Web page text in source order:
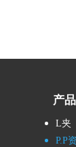
产
L夹
P.P